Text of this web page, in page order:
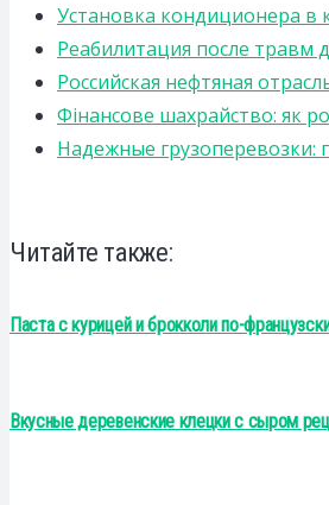
Установка кондиционера в
Реабилитация после травм
Российская нефтяная
Фінансове шахрайство: як
Надежные грузоперевозки:
Читайте также:
Паста с курицей и брокколи по-
Вкусные деревенские клецки с сыром